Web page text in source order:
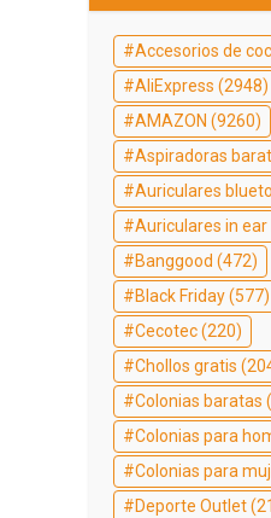
Accesorios de
AliExpress (2948)
AMAZON (9260)
Aspiradoras
Auriculares
Auriculares in
Banggood (472)
Black Friday(577)
Cecotec(220)
Chollos gratis
Colonias baratas
Colonias para
Colonias para
Deporte Outlet